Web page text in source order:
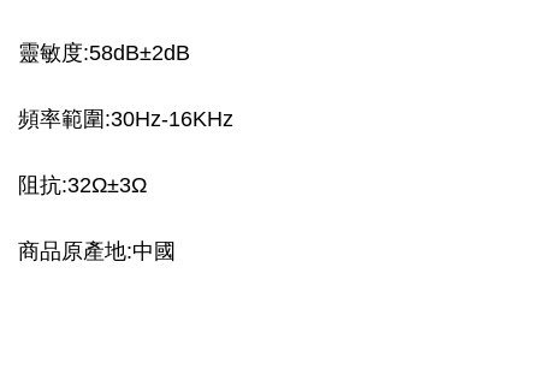
靈敏度:58dB±2dB
頻率範圍:30Hz-16KHz
阻抗:32Ω±3Ω
商品原產地:中國